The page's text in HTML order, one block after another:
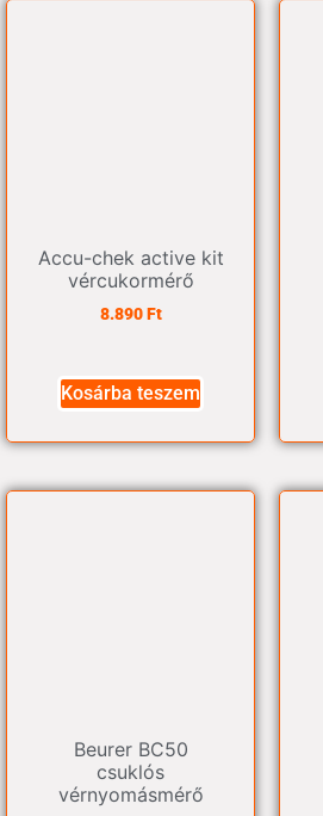
Accu-chek active kit
vércukormérő
8.890Ft
Kosárba teszem
Beurer BC50
csuklós
vérnyomásmérő